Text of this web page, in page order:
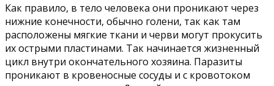
Как правило, в тело человека они проникают через
нижние конечности, обычно голени, так как там
расположены мягкие ткани и черви могут прокусить
их острыми пластинами. Так начинается жизненный
цикл внутри окончательного хозяина. Паразиты
проникают в кровеносные сосуды и с кровотоком